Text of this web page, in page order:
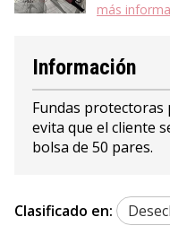
más
Información
Fundas protectoras
evita que el cliente
bolsa de 50 pares.
Clasificado en: